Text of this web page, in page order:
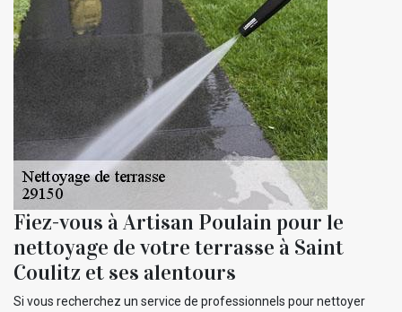
Fiez-vous à Artisan Poulain pour le
nettoyage de votre terrasse à Saint
Coulitz et ses alentours
Si vous recherchez un service de professionnels pour nettoyer